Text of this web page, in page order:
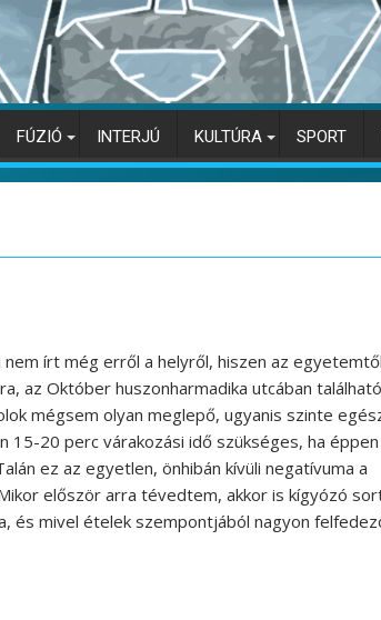
FÚZIÓ INTERJÚ KULTÚRA SPORT
nem írt még erről a helyről, hiszen az egyetemtől
az Október huszonharmadika utcában
mégsem olyan meglepő, ugyanis szinte
15-20 perc várakozási idő szükséges, ha éppen
ez az egyetlen, önhibán kívüli negatívuma a
először arra tévedtem, akkor is kígyózó
és mivel ételek szempontjából nagyon